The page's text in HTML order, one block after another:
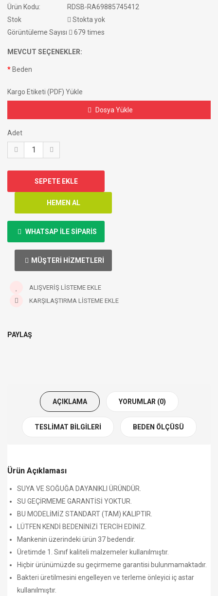
Ürün Kodu:
RDSB-RA69885745412
Stok
Stokta yok
Görüntüleme Sayısı
679 times
MEVCUT SEÇENEKLER:
Beden
Kargo Etiketi (PDF) Yükle
Dosya Yükle
Adet
WHATSAP ILE SIPARIS
MÜŞTERI HIZMETLERI
ALIŞVERIŞ LISTEME EKLE
KARŞILAŞTIRMA LISTEME EKLE
PAYLAŞ
AÇIKLAMA YORUMLAR (0)
TESLIMAT BILGILERI BEDEN ÖLÇÜSÜ
Ürün Açıklaması
SUYA VE SOĞUĞA DAYANIKLI ÜRÜNDÜR.
SU GEÇİRMEME GARANTİSİ YOKTUR.
BU MODELİMİZ STANDART (TAM) KALIPTIR.
LÜTFEN KENDİ BEDENİNİZİ TERCİH EDİNİZ.
Mankenin üzerindeki ürün 37 bedendir.
Üretimde 1. Sınıf kaliteli malzemeler kullanılmıştır.
Hiçbir ürünümüzde su geçirmeme garantisi bulunmamaktadır.
Bakteri üretilmesini engelleyen ve terleme önleyici iç astar
kullanılmıştır.